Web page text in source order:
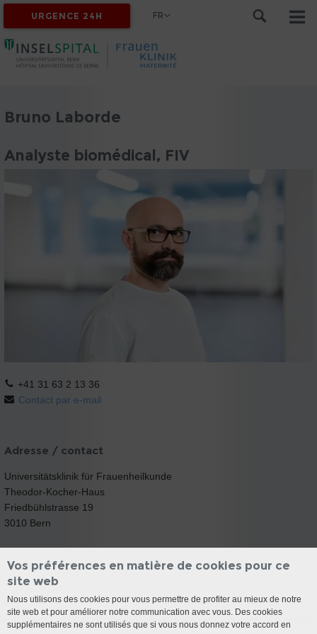
URGENCE 24H FR
Bruno Laborde
Analyste biomédical, FIV
+41 31 63 2 13 36
Contact par e-mail
Adresse / contact
Universitätsklinik für Frauenheilkunde
Theodor-Kocher-Haus
Friedbühlstrasse 19
3010 Bern
Vos préférences en matière de cookies pour ce
site web
Nous utilisons des cookies pour vous permettre de profiter au mieux de notre
site web et pour améliorer notre communication avec vous. Des cookies
supplémentaires ne sont utilisés que si vous nous donnez votre accord en